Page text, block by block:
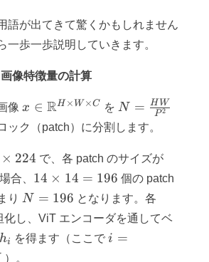
語が出てきて驚くかもしれません
一歩一歩説明していきます。
像特徴量の計算
像x \in
\mathbb{R}^{H
\times W \times
C}
x ∈ RH ×W ×C を N =
\frac{HW}
{P^2}
N = P2
H W
ック（patch）に分割します。
× 224 で、各 patch のサイズが
\times
合、 14
\times
196
14 × 14 = 196 個の patch
り
N=196
N = 196 となります。各
化し、ViT エンコーダを通してベ
h_i
hi を得ます（ここでi=1,2,\dots,N
i =
）。